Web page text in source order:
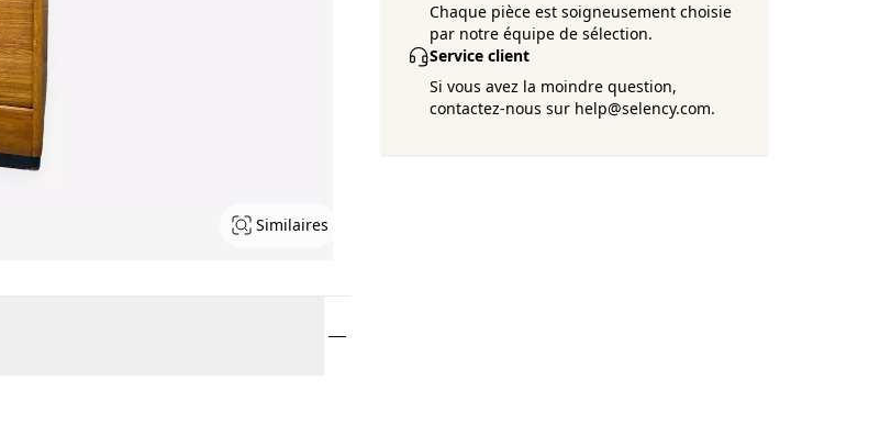
Similaires
Chaque pièce est soigneusement choisie
par notre équipe de sélection.
Service client
Si vous avez la moindre question,
contactez-nous sur help@selency.com.